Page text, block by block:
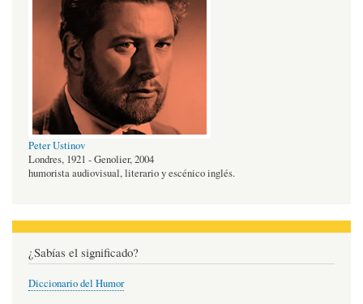
Peter Ustinov
Londres, 1921 - Genolier, 2004
humorista audiovisual, literario y escénico inglés.
¿Sabías el significado?
Diccionario del Humor